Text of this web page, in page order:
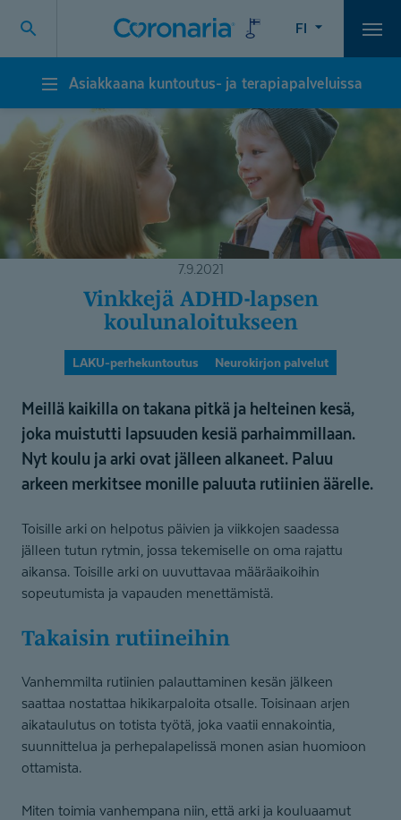
FI
Asiakkaana
kuntoutus-
terapiapalveluissa
Asiakkaana kuntoutus- ja terapiapalveluissa
7.9.2021
Vinkkejä ADHD-lapsen
koulunaloi­tukseen
LAKU-perhekuntoutus Neurokirjon palvelut
Meillä kaikilla on takana pitkä ja helteinen kesä,
joka muistutti lapsuuden kesiä parhaimmillaan.
Nyt koulu ja arki ovat jälleen alkaneet. Paluu
arkeen merkitsee monille paluuta rutiinien äärelle.
Toisille arki on helpotus päivien ja viikkojen saadessa
jälleen tutun rytmin, jossa tekemiselle on oma rajattu
aikansa. Toisille arki on uuvuttavaa määräaikoihin
sopeutumista ja vapauden menettämistä.
Takaisin rutiineihin
Vanhemmilta rutiinien palauttaminen kesän jälkeen
saattaa nostattaa hikikarpaloita otsalle. Toisinaan arjen
aikataulutus on totista työtä, joka vaatii ennakointia,
suunnittelua ja perhepalapelissä monen asian huomioon
ottamista.
Miten toimia vanhempana niin, että arki ja kouluaamut